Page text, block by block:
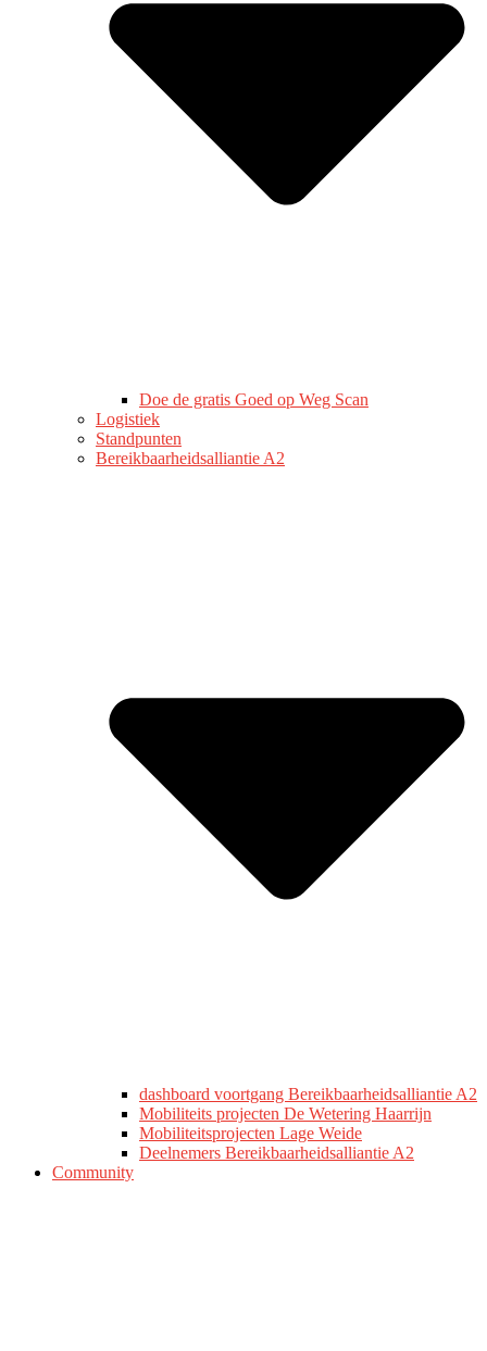
Doe de gratis Goed op Weg Scan
Logistiek
Standpunten
Bereikbaarheidsalliantie A2
dashboard voortgang Bereikbaarheidsalliantie A2
Mobiliteits projecten De Wetering Haarrijn
Mobiliteitsprojecten Lage Weide
Deelnemers Bereikbaarheidsalliantie A2
Community